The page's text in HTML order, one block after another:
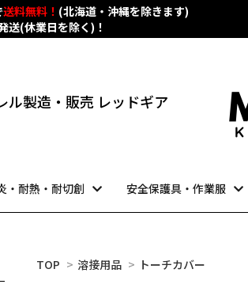
送料無料！ (北海道・沖縄を除きます)
送(休業日を除く)！
製造・販売 レッドギア
・耐熱・耐切創 安全保護具・作業服
TOP > 溶接用品 > トーチカバー